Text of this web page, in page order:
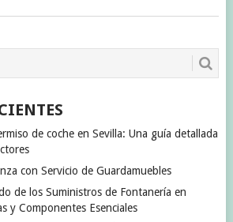
de coche en Sevilla: Una guía detallada
con Servicio de Guardamuebles
de los Suministros de Fontanería en
y Componentes Esenciales